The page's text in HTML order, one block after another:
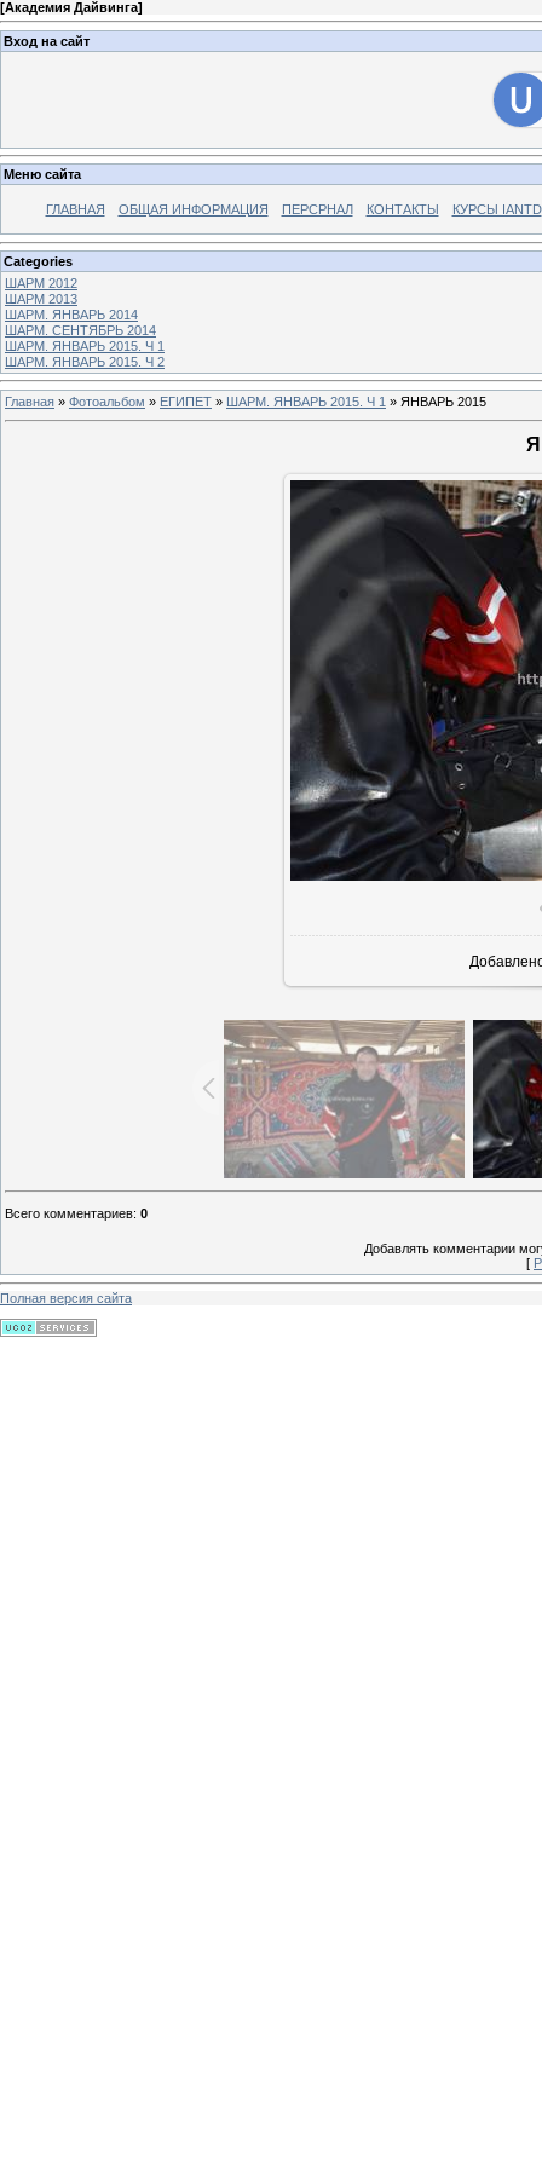
[Академия Дайвинга]
Вход на сайт
Меню сайта
ГЛАВНАЯ ОБЩАЯ ИНФОРМАЦИЯ ПЕРСРНАЛ КОНТАКТЫ КУРСЫ IANTD
Categories
ШАРМ 2012
ШАРМ 2013
ШАРМ. ЯНВАРЬ 2014
ШАРМ. СЕНТЯБРЬ 2014
ШАРМ. ЯНВАРЬ 2015. Ч 1
ШАРМ. ЯНВАРЬ 2015. Ч 2
Главная » Фотоальбом » ЕГИПЕТ » ШАРМ. ЯНВАРЬ 2015. Ч 1 » ЯНВАРЬ 2015
В
Всего комментариев: 0
Добавлять комментарии
[
Полная версия сайта